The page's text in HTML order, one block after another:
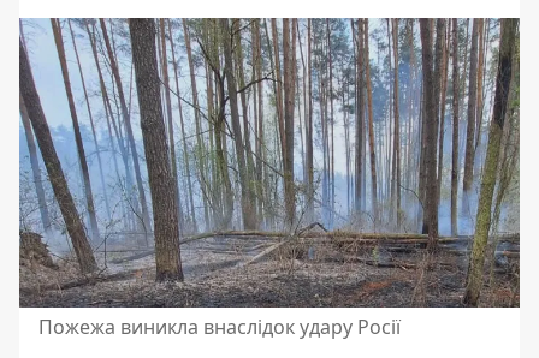
Пожежа виникла внаслідок удару Росії